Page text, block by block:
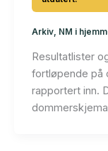
Arkiv, NM i
Resultatlister
fortløpende på
rapportert inn.